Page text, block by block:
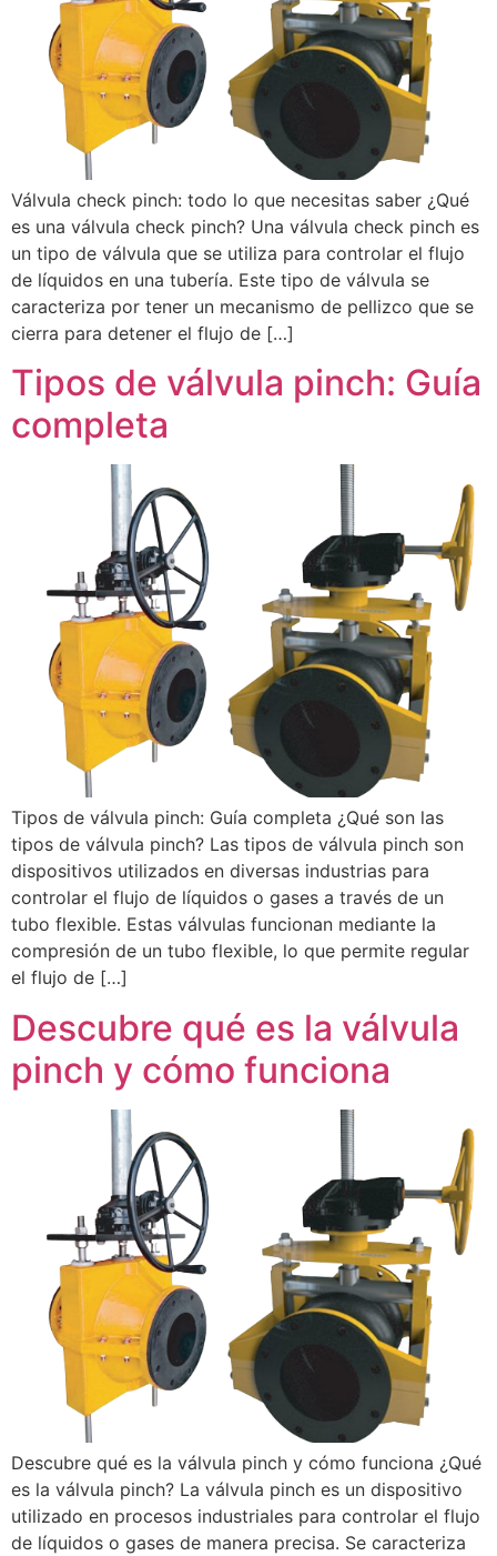
Válvula check pinch: todo lo que necesitas saber ¿Qué
es una válvula check pinch? Una válvula check pinch es
un tipo de válvula que se utiliza para controlar el flujo
de líquidos en una tubería. Este tipo de válvula se
caracteriza por tener un mecanismo de pellizco que se
cierra para detener el flujo de […]
Tipos de válvula pinch: Guía
completa
Tipos de válvula pinch: Guía completa ¿Qué son las
tipos de válvula pinch? Las tipos de válvula pinch son
dispositivos utilizados en diversas industrias para
controlar el flujo de líquidos o gases a través de un
tubo flexible. Estas válvulas funcionan mediante la
compresión de un tubo flexible, lo que permite regular
el flujo de […]
Descubre qué es la válvula
pinch y cómo funciona
Descubre qué es la válvula pinch y cómo funciona ¿Qué
es la válvula pinch? La válvula pinch es un dispositivo
utilizado en procesos industriales para controlar el flujo
de líquidos o gases de manera precisa. Se caracteriza